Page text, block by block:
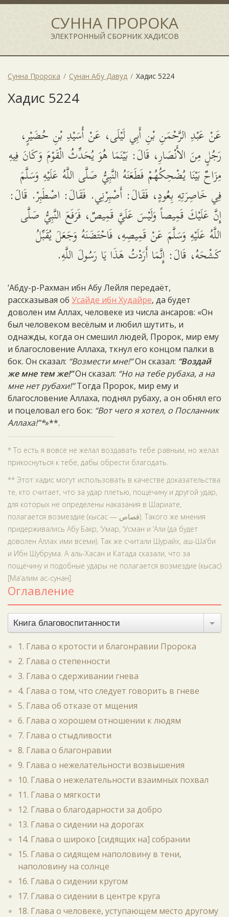
СУННА ПРОРОКА
ЭЛЕКТРОННЫЙ СБОРНИК ХАДИСОВ
Сунна Пророка Сунан Абу Давуд Хадис 5224
Хадис 5224
عَنْ عَبْدِ الرَّحْمَنِ بْنِ أَبِي لَيْلَى، عَنْ أُسَيْدِ بْنِ حُضَيْرٍ،
رَجُلٍ مِنَ الأَنْصَارِ، قَالَ: بَيْنَمَا هُوَ يُحَدِّثُ الْقَوْمَ وَكَانَ فِيهِ
مِزَاحٌ بَيْنَا يُضْحِكُهُمْ فَطَعَنَهُ النَّبِيُّ صَلَّى اللَّهُ عَلَيْهِ وَسَلَّمَ
فِي خَاصِرَتِهِ بِعُودٍ، فَقَالَ: أَصْبِرْنِي. فَقَالَ: اصْطَبِرْ. قَالَ:
إِنَّ عَلَيْكَ قَمِيصاً وَلَيْسَ عَلَيَّ قَمِيصٌ، فَرَفَعَ النَّبِيُّ صَلَّى
اللَّهُ عَلَيْهِ وَسَلَّمَ عَنْ قَمِيصِهِ، فَاحْتَضَنَهُ وَجَعَلَ يُقَبِّلُ
كَشْحَهُ، قَالَ: إِنَّمَا أَرَدْتُ هَذَا يَا رَسُولَ اللَّهِ.
‘Абду-р-Рахман ибн Абу Лейля передаёт,
рассказывая об Усайде ибн Худайре, да будет
доволен им Аллах, человеке из числа ансаров: «Он
был человеком весёлым и любил шутить, и
однажды, когда он смешил людей, Пророк, мир ему
и благословение Аллаха, ткнул его концом палки в
бок. Он сказал: “Возмести мне!”Он сказал: “Воздай
же мне тем же!”Он сказал: “Но на тебе рубаха, а на
мне нет рубахи!”Тогда Пророк, мир ему и
благословение Аллаха, поднял рубаху, а он обнял его
и поцеловал его бок: “Вот чего я хотел, о Посланник
Аллаха!”*»**.
* То есть я вовсе не желал воздавать тебе равным, но желал
прикоснуться к тебе, дабы обрести благодать.
** Этот хадис могут использовать в качестве доказательства
те, кто считает, что за удар плетью, пощёчину и другой удар,
для которых не определены наказания в Шариате,
полагается возмездие (кысас — قصاص). Такого же мнения
придерживались Абу Бакр, ‘Умар, ‘Усман и ‘Али (да будет
доволен Аллах ими всеми). Так же считали Шурайх, аш-Ша‘би
и Ибн Шубрума. А аль-Хасан и Катада сказали, что за
пощёчину и подобные удары не полагается возмездие (кысас)
[Ма‘алим ас-сунан].
Оглавление
Книга благовоспитанности
1. Глава о кротости и благонравии Пророка
2. Глава о степенности
3. Глава о сдерживании гнева
4. Глава о том, что следует говорить в гневе
5. Глава об отказе от мщения
6. Глава о хорошем отношении к людям
7. Глава о стыдливости
8. Глава о благонравии
9. Глава о нежелательности возвышения
10. Глава о нежелательности взаимных похвал
11. Глава о мягкости
12. Глава о благодарности за добро
13. Глава о сидении на дорогах
14. Глава о широко [сидящих на] собрании
15. Глава о сидящем наполовину в тени,
наполовину на солнце
16. Глава о сидении кругом
17. Глава о сидении в центре круга
18. Глава о человеке, уступающем место другому